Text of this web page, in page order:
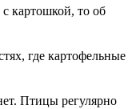
картошкой, то об
где картофельные
Птицы регулярно